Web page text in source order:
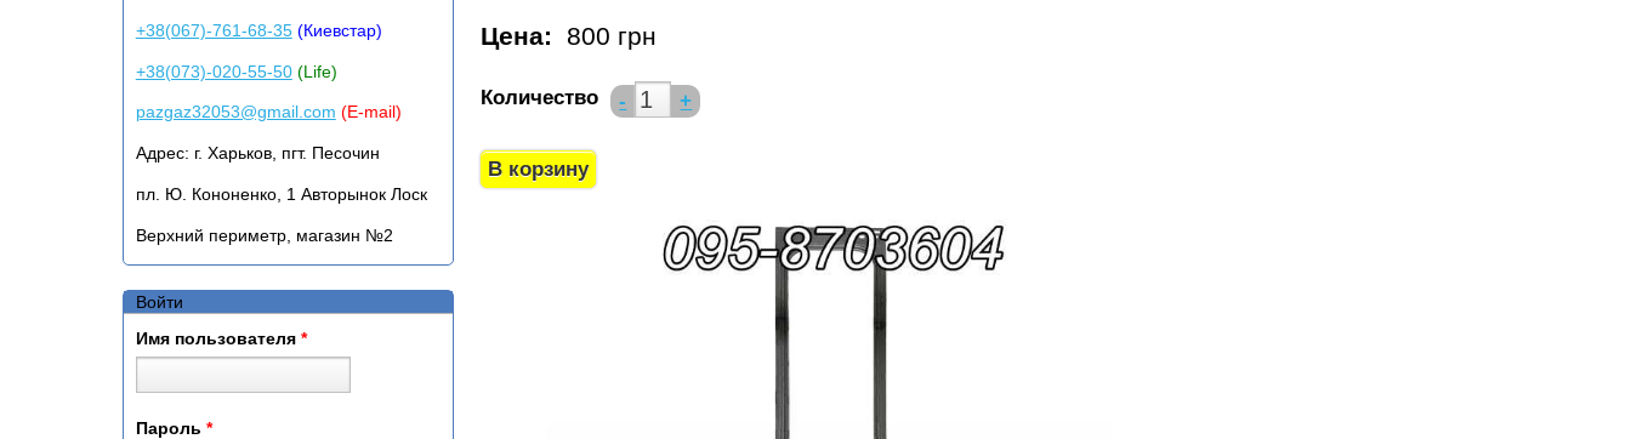
Цена: 800 грн
Количество - +
+38(067)-761-68-35(Киевстар)
+38(073)-020-55-50(Life)
pazgaz32053@gmail.com (E-mail)
Адрес: г. Харьков, пгт. Песочин
пл. Ю. Кононенко, 1 Авторынок Лоск
Верхний периметр, магазин №2
Войти
Имя пользователя *
Пароль *